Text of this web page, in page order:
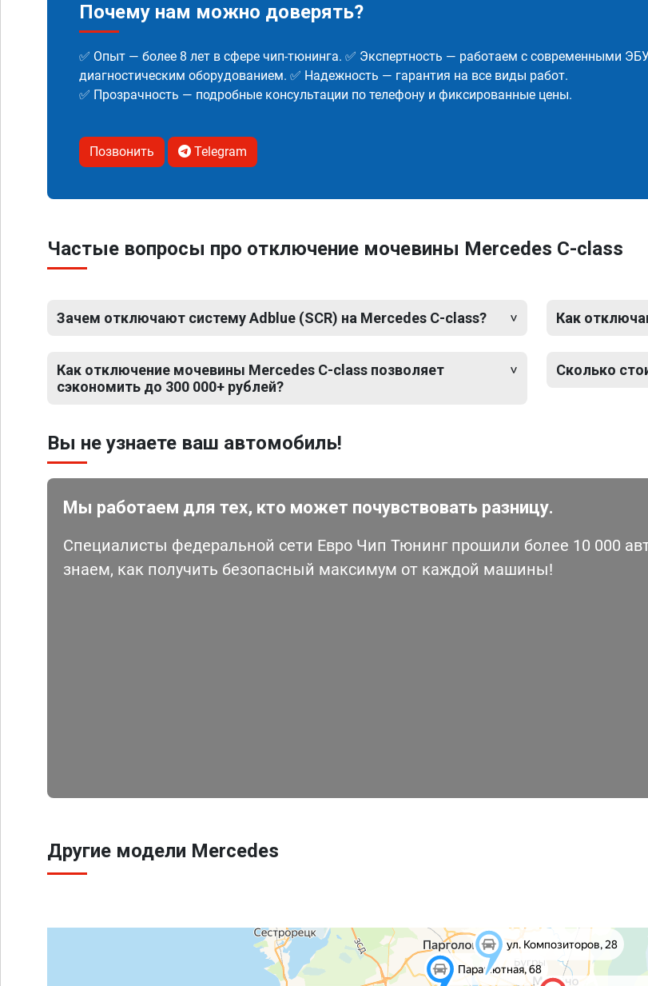
Почему нам можно доверять?
✅ Опыт — более 8 лет в сфере чип-тюнинга. ✅ Экспертность — работаем с современными
диагностическим оборудованием. ✅ Надежность — гарантия на все виды работ.
✅ Прозрачность — подробные консультации по телефону и фиксированные цены.
Позвонить Telegram
Частые вопросы про отключение мочевины Mercedes C-class
Зачем отключают систему Adblue (SCR) на Mercedes C-class?
Как отключение мочевины Mercedes C-class позволяет
сэкономить до 300 000+ рублей?
Как
Сколько
Вы не узнаете ваш автомобиль!
Мы работаем для тех, кто может почувствовать разницу.
Специалисты федеральной сети Евро Чип Тюнинг прошили более 10 000
знаем, как получить безопасный максимум от каждой машины!
Другие модели Mercedes